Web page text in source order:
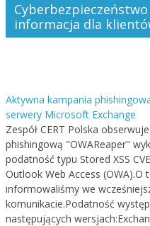
Cyberbezpieczeństwo
informacja dla
Aktywna kampania
serwery Microsoft Exchange
Zespół CERT Polska
phishingową "OWAReaper"
podatność typu Stored XSS
Outlook Web Access (OWA).O
informowaliśmy we
komunikacie.Podatność
następujących